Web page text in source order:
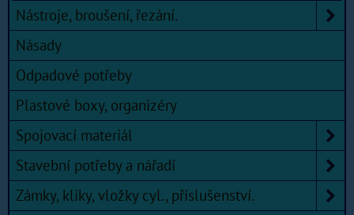
Nástroje, broušení, řezání.
Násady
Odpadové potřeby
Plastové boxy, organizéry
Spojovací materiál
Stavební potřeby a nářadí
Zámky, kliky, vložky cyl., příslušenství.